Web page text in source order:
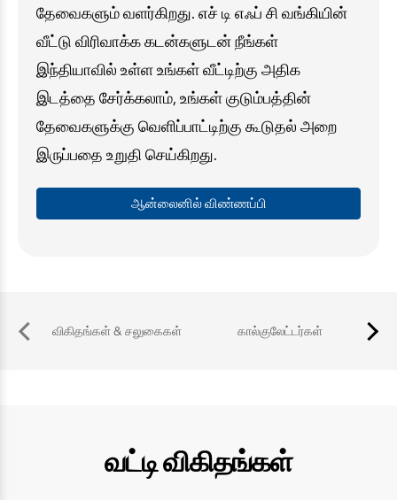
தேவைகளும் வளர்கிறது. எச் டி எஃப் சி வங்கியின்
வீட்டு விரிவாக்க கடன்களுடன் நீங்கள்
இந்தியாவில் உள்ள உங்கள் வீட்டிற்கு அதிக
இடத்தை சேர்க்கலாம், உங்கள் குடும்பத்தின்
தேவைகளுக்கு வெளிப்பாட்டிற்கு கூடுதல் அறை
இருப்பதை உறுதி செய்கிறது.
ஆன்லைனில் விண்ணப்பி
விகிதங்கள் & சலுகைகள் கால்குலேட்டர்கள்
வட்டி விகிதங்கள்